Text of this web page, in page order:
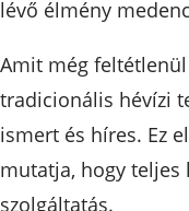
lévő élmény
Amit még
tradicionális hévízi
ismert és híres. Ez
mutatja, hogy
szolgáltatás.